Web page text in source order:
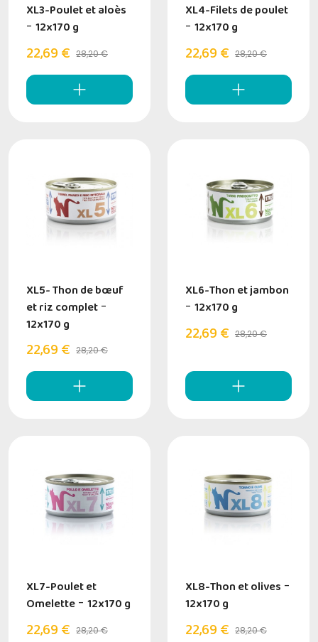
XL3-Poulet et aloès
- 12x170 g
22,69 € 28,20 €
XL4-Filets de poulet
- 12x170 g
22,69 € 28,20 €
XL5- Thon de bœuf
et riz complet -
12x170 g
22,69 € 28,20 €
XL6-Thon et jambon
- 12x170 g
22,69 € 28,20 €
XL7-Poulet et
Omelette - 12x170 g
22,69 € 28,20 €
XL8-Thon et olives -
12x170 g
22,69 € 28,20 €